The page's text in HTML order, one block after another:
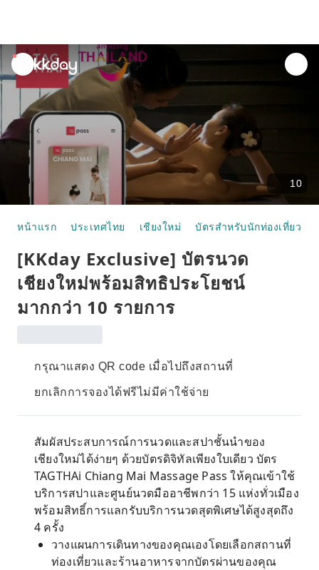
unread
notifications
10
หน้าแรก ประเทศไทย เชียงใหม่ บัตรสำหรับนักท่องเที่ยว
[KKday Exclusive] บัตรนวด
เชียงใหม่พร้อมสิทธิประโยชน์
มากกว่า 10 รายการ
กรุณาแสดง QR code เมื่อไปถึงสถานที่
ยกเลิกการจองได้ฟรีไม่มีค่าใช้จ่าย
สัมผัสประสบการณ์การนวดและสปาชั้นนำของ
เชียงใหม่ได้ง่ายๆ ด้วยบัตรดิจิทัลเพียงใบเดียว บัตร
TAGTHAi Chiang Mai Massage Pass ให้คุณเข้าใช้
บริการสปาและศูนย์นวดมืออาชีพกว่า 15 แห่งทั่วเมือง
พร้อมสิทธิ์การแลกรับบริการนวดสุดพิเศษได้สูงสุดถึง
4 ครั้ง
วางแผนการเดินทางของคุณเองโดยเลือกสถานที่
ท่องเที่ยวและร้านอาหารจากบัตรผ่านของคุณ